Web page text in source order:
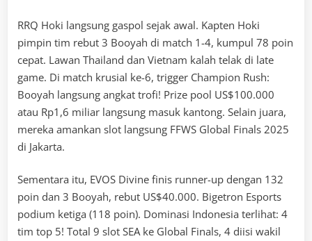
RRQ Hoki langsung gaspol sejak awal. Kapten Hoki
pimpin tim rebut 3 Booyah di match 1-4, kumpul 78 poin
cepat. Lawan Thailand dan Vietnam kalah telak di late
game. Di match krusial ke-6, trigger Champion Rush:
Booyah langsung angkat trofi! Prize pool US$100.000
atau Rp1,6 miliar langsung masuk kantong. Selain juara,
mereka amankan slot langsung FFWS Global Finals 2025
di Jakarta.
Sementara itu, EVOS Divine finis runner-up dengan 132
poin dan 3 Booyah, rebut US$40.000. Bigetron Esports
podium ketiga (118 poin). Dominasi Indonesia terlihat: 4
tim top 5! Total 9 slot SEA ke Global Finals, 4 diisi wakil